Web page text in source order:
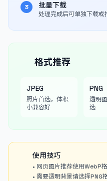
3 批量下载
处理完成后可单独下载或
格式推荐
JPEG
照片首选，体积
小兼容好
PNG
透明
选
使用技巧
• 网页图片推荐使用WebP
• 需要透明背景请选择PNG